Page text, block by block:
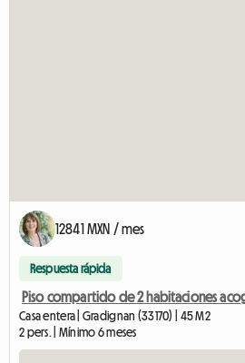
12841 MXN / mes
Respuesta rápida
Casa entera | Gradignan (33170) | 45 M2
2 pers. | Mínimo 6 meses